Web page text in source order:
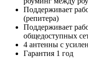
Поддерживает
(репитера)
Поддерживает
общедоступных
4 антенны с
Гарантия 1 год